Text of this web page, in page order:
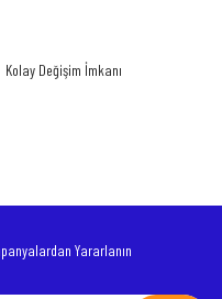
Kolay Değişim İmkanı
Yararlanın